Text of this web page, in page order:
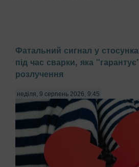
Фатальний сигнал у
під час сварки, яка
розлучення
неділя, 9 серпень 2026, 9:45